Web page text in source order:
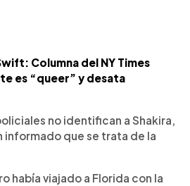
Columna del NY Times
es “queer” y desata
no identifican a Shakira,
informado que se trata de la
había viajado a Florida con la